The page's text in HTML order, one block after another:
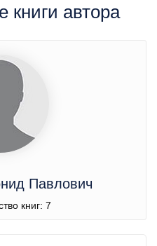
книги автора
Павлович
книг: 7